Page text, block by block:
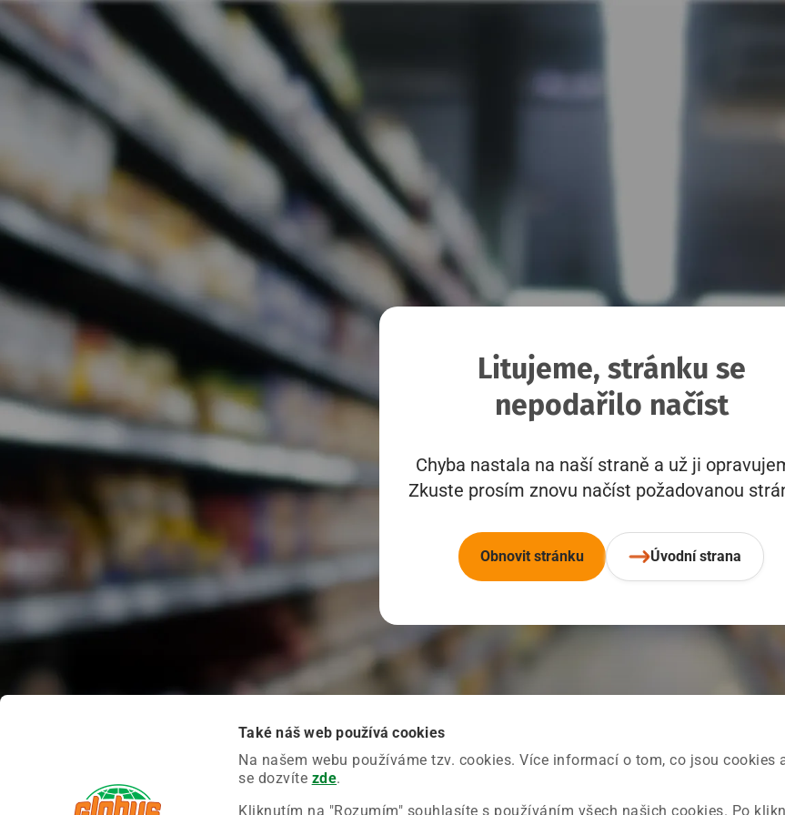
Také náš web používá cookies
Na našem webu používáme tzv. cookies. Více informací o tom, co jsou cookies
se dozvíte zde.
Kliknutím na "Rozumím" souhlasíte s používáním všech našich cookies. Po
Litujeme, stránku se
nepodařilo načíst
Chyba nastala na naší straně a už ji
Zkuste prosím znovu načíst požadovanou
Obnovit stránku Úvodní strana